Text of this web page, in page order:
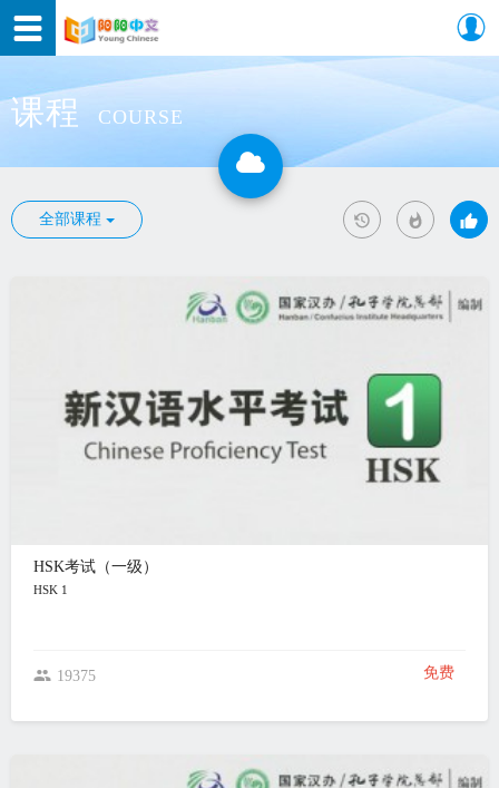
课程 COURSE
全部课程
HSK考试（一级）
HSK 1
19375 免费